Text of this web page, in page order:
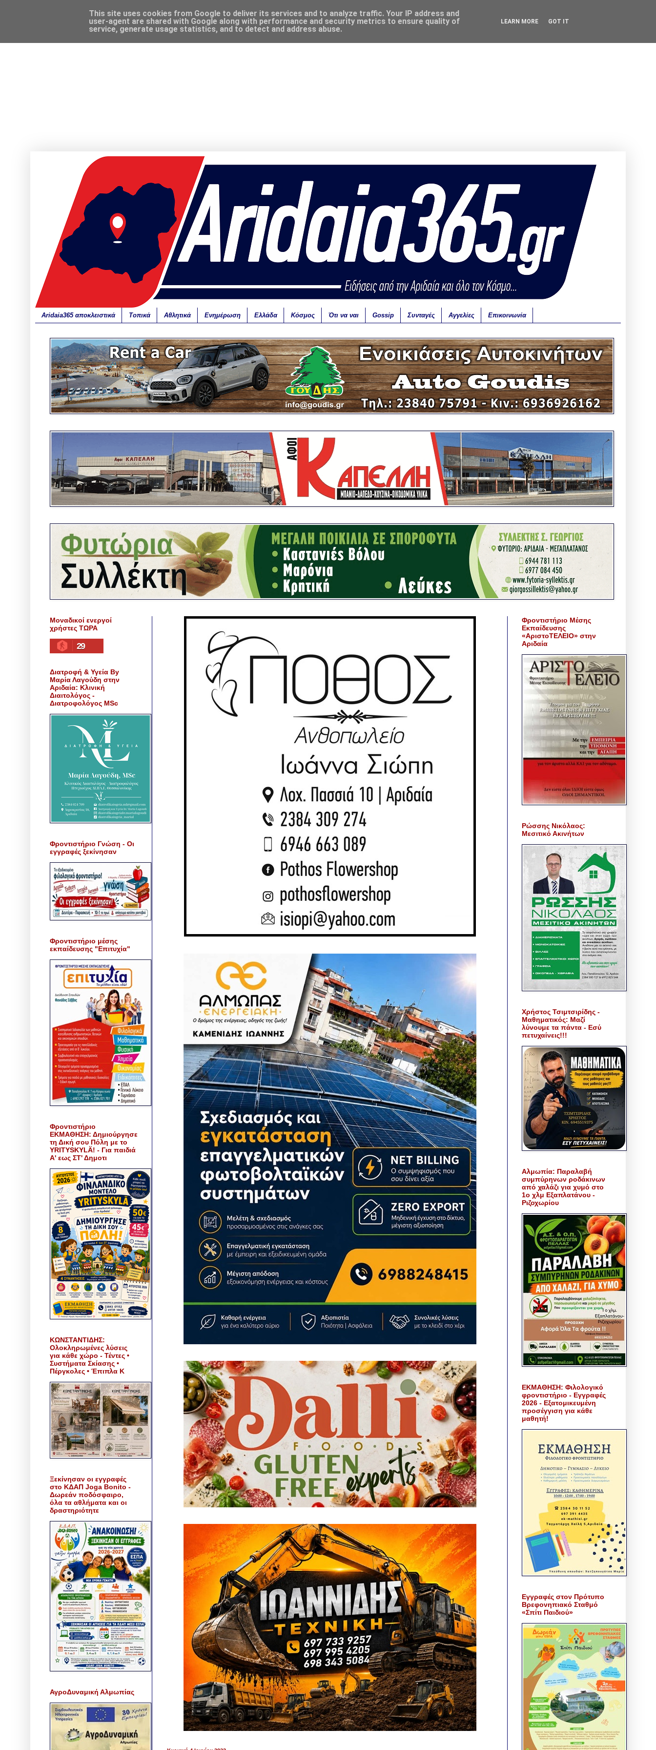
Aridaia365 αποκλειστικά Τοπικά Αθλητικά Ενημέρωση Ελλάδα Κόσμος Ότι να ναι Gossip Συνταγές Αγγελίες Επικοινωνία
Μοναδικοί ενεργοί
χρήστες ΤΩΡΑ
29
Διατροφή & Υγεία By
Μαρία Λαγούδη στην
Αριδαία: Κλινική
Διαιτολόγος -
Διατροφολόγος MSc
Φροντιστήριο Γνώση - Οι
εγγραφές ξεκίνησαν
Φροντιστήριο μέσης
εκπαίδευσης "Επιτυχία"
Φροντιστήριο
ΕΚΜΑΘΗΣΗ: Δημιούργησε
τη Δική σου Πόλη με το
YRITYSKYLÄ! - Για παιδιά
Α' εως ΣΤ' Δημοτι
ΚΩΝΣΤΑΝΤΙΔΗΣ:
Ολοκληρωμένες λύσεις
για κάθε χώρο - Τέντες •
Συστήματα Σκίασης •
Πέργκολες • Έπιπλα Κ
Ξεκίνησαν οι εγγραφές
στο ΚΔΑΠ Joga Bonito -
Δωρεάν ποδόσφαιρο,
όλα τα αθλήματα και οι
δραστηριότητε
ΑγροΔυναμική Αλμωπίας
Φροντιστήριο Μέσης
Εκπαίδευσης
«ΑριστοΤΕΛΕΙΟ» στην
Αριδαία
Ρώσσης Νικόλαος:
Μεσιτικό Ακινήτων
Χρήστος Τσιμτσιρίδης -
Μαθηματικός: Μαζί
λύνουμε τα πάντα - Εσύ
πετυχαίνεις!!!
Αλμωπία: Παραλαβή
συμπύρηνων ροδάκινων
από χαλάζι για χυμό στο
1ο χλμ Εξαπλατάνου -
Ριζοχωρίου
ΕΚΜΑΘΗΣΗ: Φιλολογικό
φροντιστήριο - Εγγραφές
2026 - Εξατομικευμένη
προσέγγιση για κάθε
μαθητή!
Εγγραφές στον Πρότυπο
Βρεφονηπιακό Σταθμό
«Σπίτι Παιδιού»
This site uses cookies from Google to deliver its services and to analyze traffic. Your IP address and
user-agent are shared with Google along with performance and security metrics to ensure quality of
service, generate usage statistics, and to detect and address abuse.
LEARN MORE GOT IT